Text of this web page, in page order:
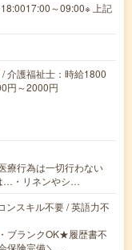
～09:00※ 上記
介護福祉士：時給1800
円～2000円
療行為は一切行わない
…・リネンやシ…
ンスキル不要 / 英語力不
ブランクOK★履歴書不
保険完備＼…